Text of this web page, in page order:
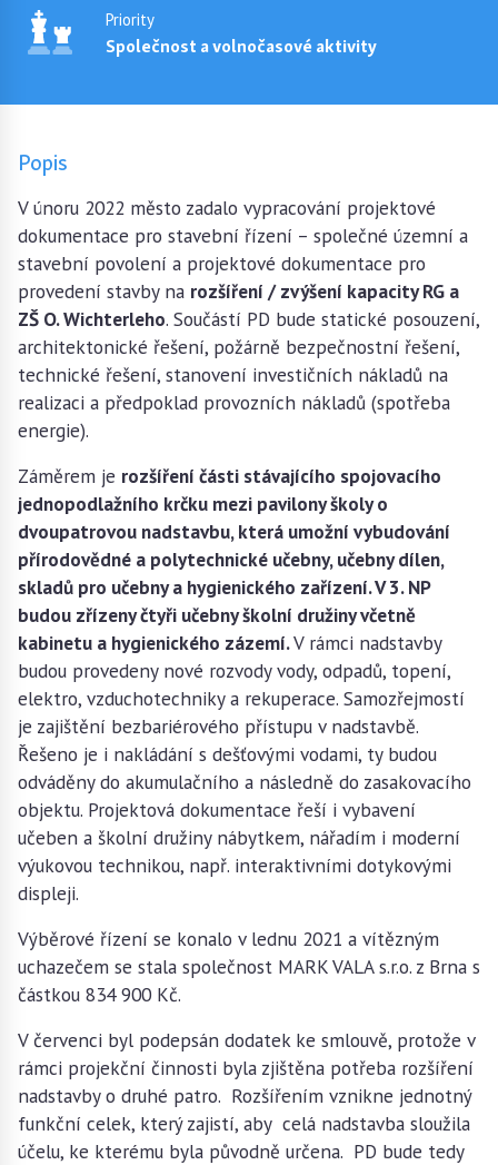
Priority
Společnost a volnočasové aktivity
Popis
V únoru 2022 město zadalo vypracování projektové
dokumentace pro stavební řízení – společné územní a
stavební povolení a projektové dokumentace pro
provedení stavby na rozšíření / zvýšení kapacity RG a
ZŠ O. Wichterleho. Součástí PD bude statické posouzení,
architektonické řešení, požárně bezpečnostní řešení,
technické řešení, stanovení investičních nákladů na
realizaci a předpoklad provozních nákladů (spotřeba
energie).
Záměrem je rozšíření části stávajícího spojovacího
jednopodlažního krčku mezi pavilony školy o
dvoupatrovou nadstavbu, která umožní vybudování
přírodovědné a polytechnické učebny, učebny dílen,
skladů pro učebny a hygienického zařízení. V 3. NP
budou zřízeny čtyři učebny školní družiny včetně
kabinetu a hygienického zázemí.V rámci nadstavby
budou provedeny nové rozvody vody, odpadů, topení,
elektro, vzduchotechniky a rekuperace. Samozřejmostí
je zajištění bezbariérového přístupu v nadstavbě.
Řešeno je i nakládání s dešťovými vodami, ty budou
odváděny do akumulačního a následně do zasakovacího
objektu. Projektová dokumentace řeší i vybavení
učeben a školní družiny nábytkem, nářadím i moderní
výukovou technikou, např. interaktivními dotykovými
displeji.
Výběrové řízení se konalo v lednu 2021 a vítězným
uchazečem se stala společnost MARK VALA s.r.o. z Brna s
částkou 834 900 Kč.
V červenci byl podepsán dodatek ke smlouvě, protože v
rámci projekční činnosti byla zjištěna potřeba rozšíření
nadstavby o druhé patro. Rozšířením vznikne jednotný
funkční celek, který zajistí, aby celá nadstavba sloužila
účelu, ke kterému byla původně určena. PD bude tedy